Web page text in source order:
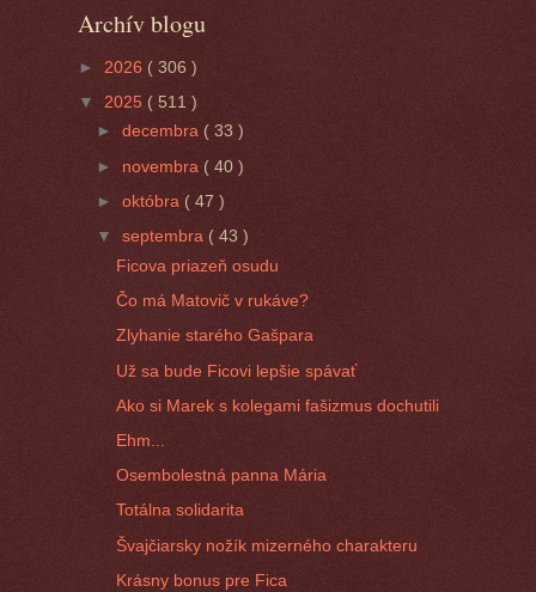
Archív blogu
► 2026 ( 306 )
▼ 2025 ( 511 )
►decembra( 33 )
► novembra ( 40 )
►októbra ( 47 )
▼septembra ( 43 )
Ficova priazeň osudu
Čo má Matovič v rukáve?
Zlyhanie starého Gašpara
Už sa bude Ficovi lepšie spávať
Ako si Marek s kolegami fašizmus dochutili
Ehm...
Osembolestná panna Mária
Totálna solidarita
Švajčiarsky nožík mizerného charakteru
Krásny bonus pre Fica